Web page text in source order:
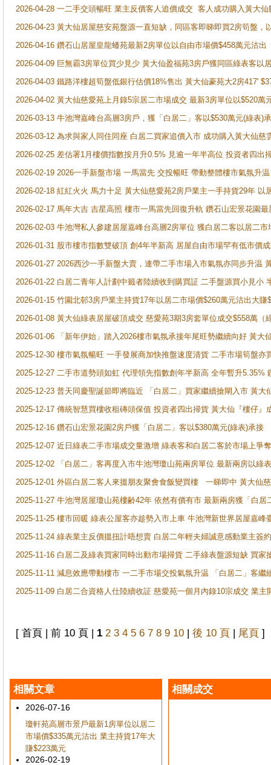
2026-04-28 一二手交頭暢旺 業主反價客人追價成交 客人成功購入黃大
2026-04-23 黃大仙居屋慈安苑盤源一直短缺，同區客即睇即買2房筍盤，
2026-04-16 鑽石山居屋皇龍蟠苑最新2房單位以自由市場價$458萬元沽出
2026-04-09 巨無霸3房單位買少見少 黃大仙盈福苑3房戶獲同區綠表客以
2026-04-03 鐵路洋樓超筍盤低銀行估價18%售出 黃大仙豪苑大2房417'
2026-04-02 黃大仙慈愛苑上月錄5宗居二市場成交 最新3房單位以$520萬
2026-03-13 牛池灣嘉峰台高層3房戶，獲「白居二」客以$530萬元(綠表)
2026-03-12 為求與家人同住同座 白居二買家追價入市 成功購入黃大仙
2026-02-25 差估署1月樓價指數按月升0.5% 見逾一年半高位 投資者四
2026-02-19 2026一手新盤市場 一馬當先 交投暢旺 帶動整體樓市氣氛升
2026-02-18 紅紅火火 馬力十足 黃大仙慈愛苑2房戶業主一手持貨29年 以
2026-02-17 馬年大吉 吉星高照 樓市一馬當先回復升軌 鑽石山宏景花園
2026-02-03 牛池灣私人參建居屋嘉峰台高層2房單位 獲白居二客以居二市
2026-01-31 股市樓市指數雙破頂 創4年半新高 居屋自由市場罕有低市價
2026-01-27 2026西沙一手新盤大賣，連帶二手市場入市氣氛亦同步升温
2026-01-22 白居二青年人計劃中籤者陸續收到購買証 二手盤源買小見小
2026-01-15 竹園北邨3房戶業主持貨17年以居二市場價$260萬元沽出大賺
2026-01-08 黃大仙綠表居屋破頂成交 慈愛苑3期3房套單位成交$558萬（
2026-01-06 「新年伊始」踏入2026樓市氣氛承接年尾旺勢繼續向好 黃
2025-12-30 樓市氣氛暢旺 一手發展商加快推盤速度清貨 二手市場筍盤
2025-12-27 二手市道勢頭如虹 代理領先指數創年半新高 全年暫升5.35%
2025-12-23 普天同慶聖誕節即將臨近 「白居二」買家繼續搶閘入市 黃
2025-12-17 傳統智慧買樓收租磚頭保值 投資者四出掃貨 黃大仙『樓仔
2025-12-16 鑽石山宏景花園2房戶獲「白居二」客以$380萬元(綠表)承接
2025-12-07 近日綠表二手市場成交量激增 綠表客和白居二客於市場上
2025-12-02 「白居二」客再度入市牛池灣瓊山苑兩房單位 最新兩房以綠
2025-12-01 外區白居二客人來搵朋友聚會食飯變買樓 一睇即中 黃大仙
2025-11-27 牛池灣居屋瓊山苑樓齢42年 依然有價有市 最新兩房獲「白居
2025-11-25 樓市回暖 綠表公屋客亦趁勢入市上車 牛池灣新世界居屋嘉峰
2025-11-24 綠表業主反價搵扭計唔想賣 白居二年輕夫婦誠意感動業主簽
2025-11-16 白居二及綠表買家同時出動市場掃貨 二手綠表盤源短缺 買
2025-11-11 減息效應帶動樓市 一二手市場交投氣氛升温 「白居二」客
2025-11-09 白居二合資格人仕陸續收証 慈愛苑一個月內錄10宗成交 業
[ 首頁 | 前 10 頁 | 1 2 3 4 5 6 7 8 9 10 | 後 10 頁 | 尾頁 ]
相關文章
2026-07-16
瓊軒苑高層市景戶最新1房單位以居二
市場價$335萬元沽出 業主持貨17年大
賺$223萬元
2026-02-19
相關成交